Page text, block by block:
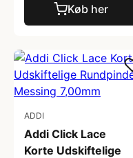
Køb her
ADDI
Addi Click Lace
Korte Udskiftelige